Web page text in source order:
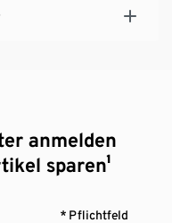
anmelden
sparen¹
* Pflichtfeld